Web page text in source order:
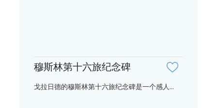
穆斯林第十六旅纪念碑
戈拉日德的穆斯林第十六旅纪念碑是一个感人...